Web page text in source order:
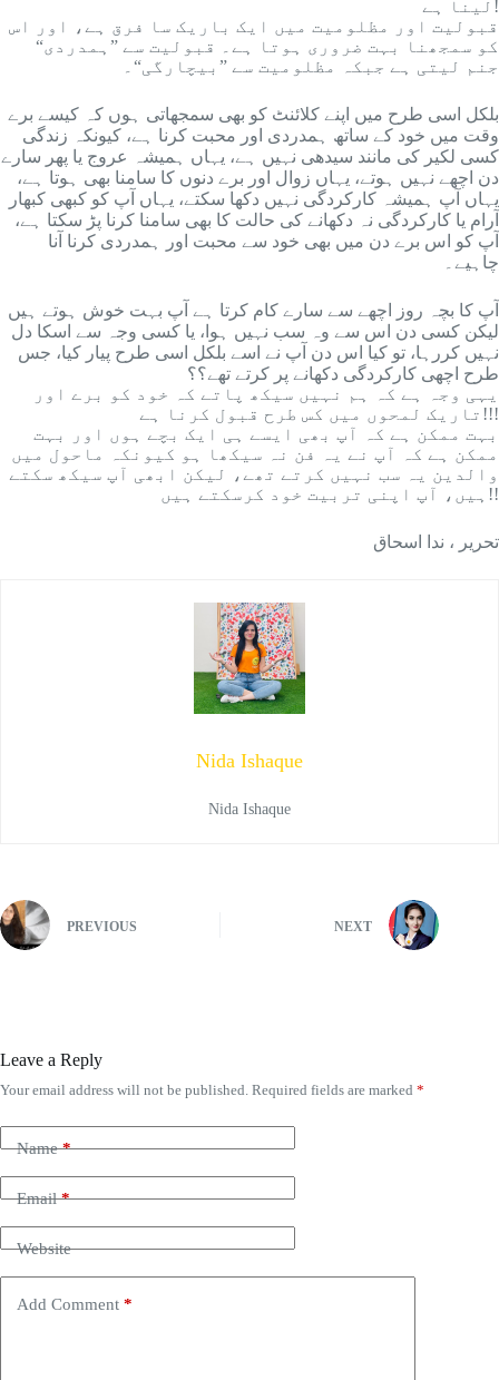
لینا ہے!
قبولیت اور مظلومیت میں ایک باریک سا فرق ہے، اور اس
کو سمجھنا بہت ضروری ہوتا ہے۔ قبولیت سے ”ہمدردی“
جنم لیتی ہے جبکہ مظلومیت سے ”بیچارگی“۔
بلکل اسی طرح میں اپنے کلائنٹ کو بھی سمجھاتی ہوں کہ کیسے برے
وقت میں خود کے ساتھ ہمدردی اور محبت کرنا ہے، کیونکہ زندگی
کسی لکیر کی مانند سیدھی نہیں ہے، یہاں ہمیشہ عروج یا پھر سارے
دن اچھے نہیں ہوتے، یہاں زوال اور برے دنوں کا سامنا بھی ہوتا ہے،
یہاں آپ ہمیشہ کارکردگی نہیں دکھا سکتے، یہاں آپ کو کبھی کبھار
آرام یا کارکردگی نہ دکھانے کی حالت کا بھی سامنا کرنا پڑ سکتا ہے،
آپ کو اس برے دن میں بھی خود سے محبت اور ہمدردی کرنا آنا
چاہیے۔
آپ کا بچہ روز اچھے سے سارے کام کرتا ہے آپ بہت خوش ہوتے ہیں
لیکن کسی دن اس سے وہ سب نہیں ہوا، یا کسی وجہ سے اسکا دل
نہیں کررہا، تو کیا اس دن آپ نے اسے بلکل اسی طرح پیار کیا، جس
طرح اچھی کارکردگی دکھانے پر کرتے تھے؟؟
یہی وجہ ہے کہ ہم نہیں سیکھ پاتے کہ خود کو برے اور
تاریک لمحوں میں کس طرح قبول کرنا ہے!!!
بہت ممکن ہے کہ آپ بھی ایسے ہی ایک بچے ہوں اور بہت
ممکن ہے کہ آپ نے یہ فن نہ سیکھا ہو کیونکہ ماحول میں
والدین یہ سب نہیں کرتے تھے، لیکن ابھی آپ سیکھ سکتے
ہیں، آپ اپنی تربیت خود کرسکتے ہیں!!
تحریر ، ندا اسحاق
Nida Ishaque
Nida Ishaque
PREVIOUS NEXT
Leave a Reply
Your email address will not be published. Required fields are marked *
Name*
Email*
Website
Add Comment *